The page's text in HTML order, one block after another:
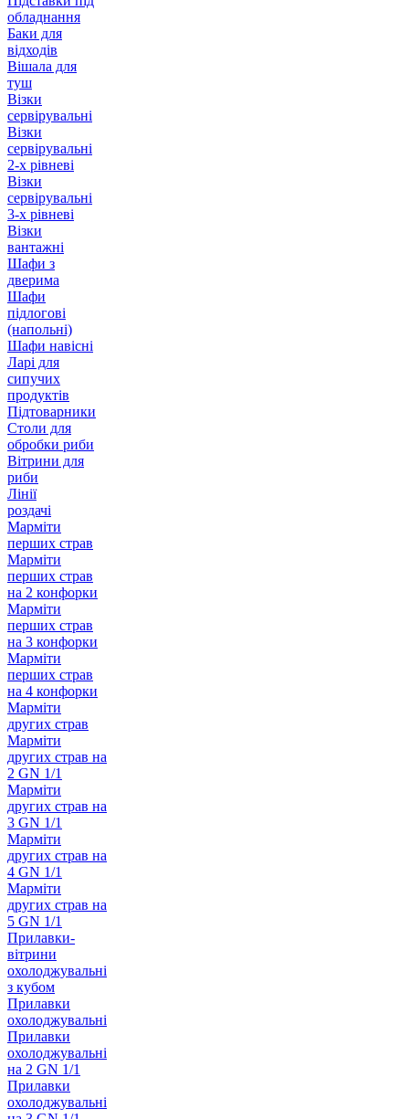
обладнання
Баки для
відходів
Вішала для
туш
Візки
сервірувальні
Візки
сервірувальні
2-х рівневі
Візки
сервірувальні
3-х рівневі
Візки
вантажні
Шафи з
дверима
Шафи
підлогові
(напольні)
Шафи навісні
Ларі для
сипучих
продуктів
Підтоварники
Столи для
обробки риби
Вітрини для
риби
Лінії
роздачі
Марміти
перших страв
Марміти
перших страв
на 2 конфорки
Марміти
перших страв
на 3 конфорки
Марміти
перших страв
на 4 конфорки
Марміти
других страв
Марміти
других страв на
2 GN 1/1
Марміти
других страв на
3 GN 1/1
Марміти
других страв на
4 GN 1/1
Марміти
других страв на
5 GN 1/1
Прилавки-
вітрини
охолоджувальні
з кубом
Прилавки
охолоджувальні
Прилавки
охолоджувальні
на 2 GN 1/1
Прилавки
охолоджувальні